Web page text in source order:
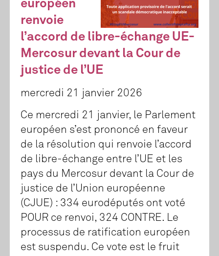
européen
renvoie
l’accord de libre-échange UE-
Mercosur devant la Cour de
justice de l’UE
mercredi 21 janvier 2026
Ce mercredi 21 janvier, le Parlement
européen s’est prononcé en faveur
de la résolution qui renvoie l’accord
de libre-échange entre l’UE et les
pays du Mercosur devant la Cour de
justice de l’Union européenne
(CJUE) : 334 eurodéputés ont voté
POUR ce renvoi, 324 CONTRE. Le
processus de ratification européen
est suspendu. Ce vote est le fruit